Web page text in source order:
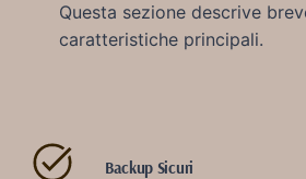
Questa sezione descrive
caratteristiche principali.
Backup Sicuri